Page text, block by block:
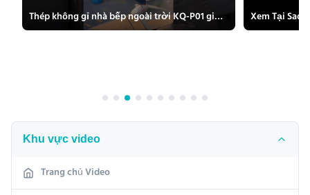
Thép không gỉ nhà bếp ngoài trời KQ-P01 giấy gạo trắng - BBQ Grill Sink
Khu vực video
Trang chủ Video